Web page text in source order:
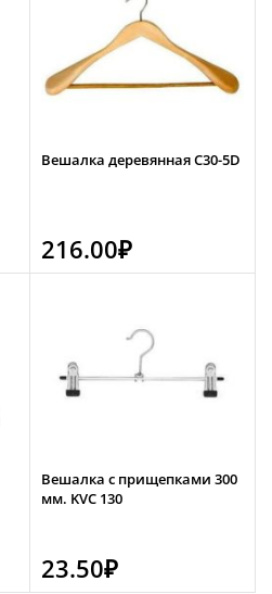
Вешалка деревянная C30-5D
216.00₽
Вешалка с прищепками 300
мм. KVC 130
23.50₽